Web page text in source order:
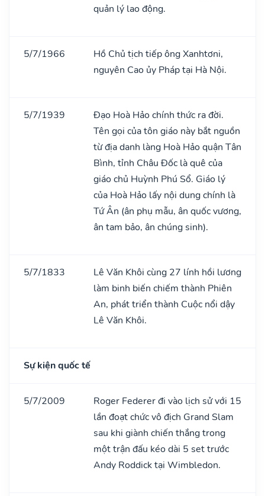
quản lý lao động.
5/7/1966
Hồ Chủ tịch tiếp ông Xanhtơni,
nguyên Cao ủy Pháp tại Hà Nội.
5/7/1939
Đạo Hoà Hảo chính thức ra đời.
Tên gọi của tôn giáo này bắt nguồn
từ địa danh làng Hoà Hảo quận Tân
Bình, tỉnh Châu Đốc là quê của
giáo chủ Huỳnh Phú Sổ. Giáo lý
của Hoà Hảo lấy nội dung chính là
Tứ Ân (ân phụ mẫu, ân quốc vương,
ân tam bảo, ân chúng sinh).
5/7/1833
Lê Văn Khôi cùng 27 lính hồi lương
làm binh biến chiếm thành Phiên
An, phát triển thành Cuộc nổi dậy
Lê Văn Khôi.
Sự kiện quốc tế
5/7/2009
Roger Federer đi vào lịch sử với 15
lần đoạt chức vô địch Grand Slam
sau khi giành chiến thắng trong
một trận đấu kéo dài 5 set trước
Andy Roddick tại Wimbledon.